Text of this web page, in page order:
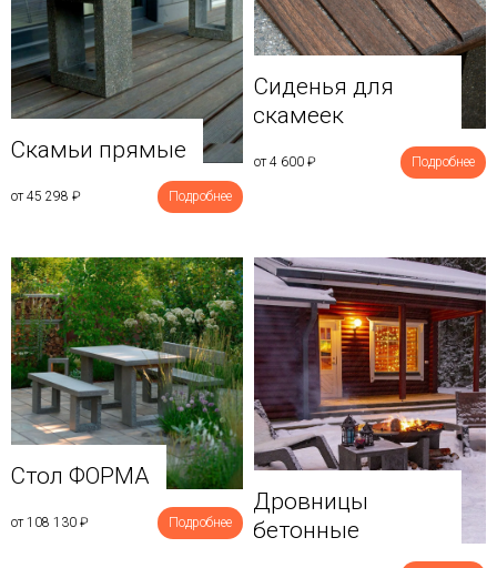
Скамьи прямые
от 45 298 ₽ Подробнее
Сиденья для
скамеек
от 4 600 ₽ Подробнее
Стол ФОРМА
от 108 130 ₽ Подробнее
Дровницы
бетонные